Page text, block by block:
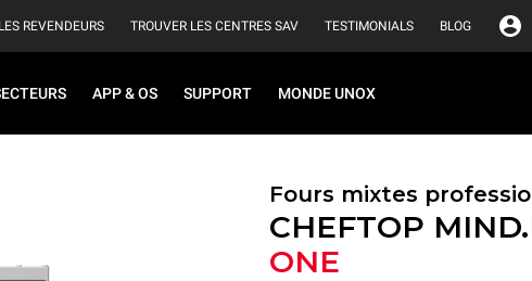
REVENDEURS TROUVER LES CENTRES SAV TESTIMONIALS BLOG
APP & OS SUPPORT MONDE UNOX
Fours mixtes
CHEFTOP
ONE